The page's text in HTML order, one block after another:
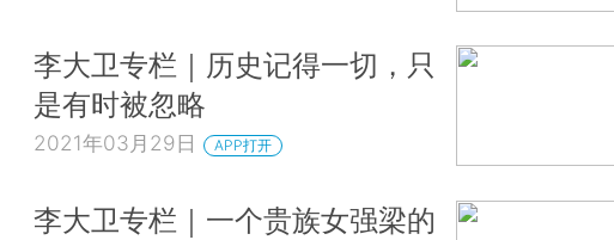
李大卫专栏｜历史记得一切，只
是有时被忽略
2021年03月29日 APP打开
李大卫专栏｜一个贵族女强梁的